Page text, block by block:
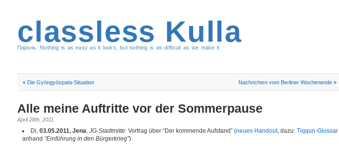
classless Kulla
Пароль: Nothing is as easy as it looks, but nothing is as difficult as we make it.
« Die Gyöngyöspata-Situation Nachrichten vom Berliner Wochenende»
Alle meine Auftritte vor der Sommerpause
April 28th, 2011
Di, 03.05.2011, Jena, JG-Stadtmitte: Vortrag über “Der kommende Aufstand” (neues Handout, dazu: Tiqqun-Glossar
anhand “Einführung in den Bürgerkrieg”)